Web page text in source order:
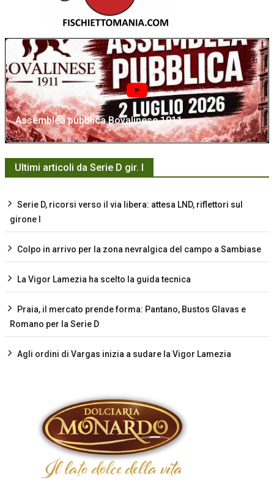
Assemblea pubblica Bovalinese 1911
Ultimi articoli da Serie D gir. I
Serie D, ricorsi verso il via libera: attesa LND, riflettori sul
girone I
Colpo in arrivo per la zona nevralgica del campo a Sambiase
La Vigor Lamezia ha scelto la guida tecnica
Praia, il mercato prende forma: Pantano, Bustos Glavas e
Romano per la Serie D
Agli ordini di Vargas inizia a sudare la Vigor Lamezia